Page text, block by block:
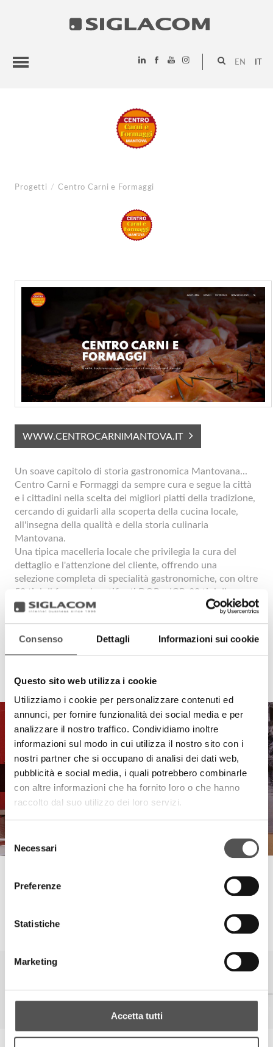
Consenso Dettagli Informazioni sui cookie
Questo sito web utilizza i cookie
Utilizziamo i cookie per personalizzare contenuti ed
annunci, per fornire funzionalità dei social media e per
analizzare il nostro traffico. Condividiamo inoltre
informazioni sul modo in cui utilizza il nostro sito con i
nostri partner che si occupano di analisi dei dati web,
pubblicità e social media, i quali potrebbero combinarle
con altre informazioni che ha fornito loro o che hanno
raccolto dal suo utilizzo dei loro servizi.
Selezione
delNecessari
Preferenze
Statistiche
Marketing
Accetta tutti
EN
Progetti / Centro Carni e Formaggi
WWW.CENTROCARNIMANTOVA.IT
Un soave capitolo di storia gastronomica Mantovana...
Centro Carni e Formaggi da sempre cura e segue la città
e i cittadini nella scelta dei migliori piatti della tradizione,
cercando di guidarli alla scoperta della cucina locale,
all'insegna della qualità e della storia culinaria
Mantovana.
Una tipica macelleria locale che privilegia la cura del
dettaglio e l'attenzione del cliente, offrendo una
selezione completa di specialità gastronomiche, con oltre
50 tipi di formaggi certificati DOP e IGP, 20 tipi di
salumi, e un'attenta selezione di pregiati tagli di carne